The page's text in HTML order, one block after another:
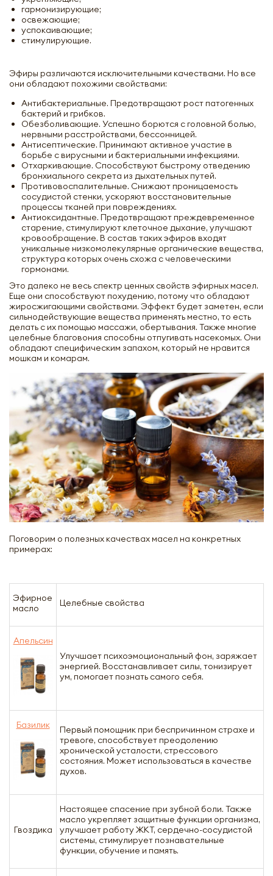
гармонизирующие;
освежающие;
успокаивающие;
стимулирующие.
Эфиры различаются исключительными качествами. Но все
они обладают похожими свойствами:
Антибактериальные. Предотвращают рост патогенных
бактерий и грибков.
Обезболивающие. Успешно борются с головной болью,
нервными расстройствами, бессонницей.
Антисептические. Принимают активное участие в
борьбе с вирусными и бактериальными инфекциями.
Отхаркивающие. Способствуют быстрому отведению
бронхиального секрета из дыхательных путей.
Противовоспалительные. Снижают проницаемость
сосудистой стенки, ускоряют восстановительные
процессы тканей при повреждениях.
Антиоксидантные. Предотвращают преждевременное
старение, стимулируют клеточное дыхание, улучшают
кровообращение. В состав таких эфиров входят
уникальные низкомолекулярные органические вещества,
структура которых очень схожа с человеческими
гормонами.
Это далеко не весь спектр ценных свойств эфирных масел.
Еще они способствуют похудению, потому что обладают
жиросжигающими свойствами. Эффект будет заметен, если
сильнодействующие вещества применять местно, то есть
делать с их помощью массажи, обертывания. Также многие
целебные благовония способны отпугивать насекомых. Они
обладают специфическим запахом, который не нравится
мошкам и комарам.
Поговорим о полезных качествах масел на конкретных
примерах:
Эфирное
масло
Целебные свойства
Апельсин
Улучшает психоэмоциональный фон, заряжает
энергией. Восстанавливает силы, тонизирует
ум, помогает познать самого себя.
Базилик
Первый помощник при беспричинном страхе и
тревоге, способствует преодолению
хронической усталости, стрессового
состояния. Может использоваться в качестве
духов.
Гвоздика
Настоящее спасение при зубной боли. Также
масло укрепляет защитные функции организма,
улучшает работу ЖКТ, сердечно-сосудистой
системы, стимулирует познавательные
функции, обучение и память.